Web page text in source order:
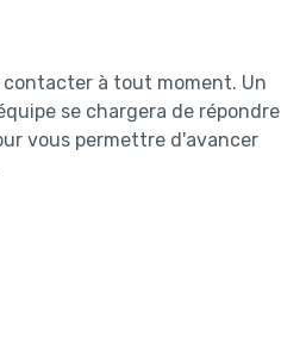
contacter à tout moment. Un
se chargera de répondre
vous permettre d'avancer